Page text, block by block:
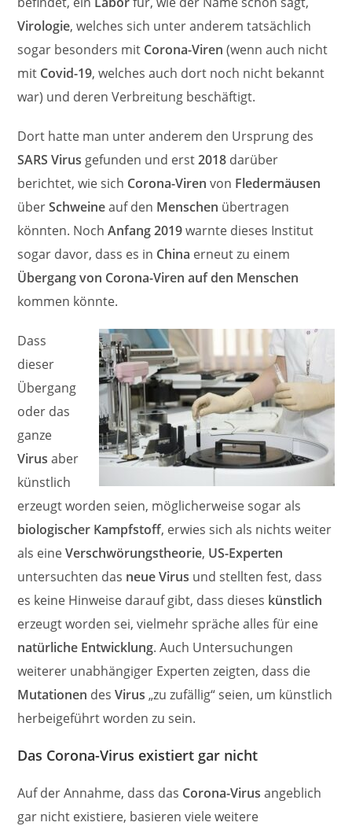
Virologie, welches sich unter anderem tatsächlich
sogar besonders mit Corona-Viren (wenn auch nicht
mit Covid-19, welches auch dort noch nicht bekannt
war) und deren Verbreitung beschäftigt.
Dort hatte man unter anderem den Ursprung des
SARS Virus gefunden und erst2018 darüber
berichtet, wie sich Corona-Viren von Fledermäusen
überSchweineauf den Menschen übertragen
könnten. NochAnfang 2019warnte dieses Institut
sogar davor, dass es in China erneut zu einem
Übergang von Corona-Viren auf den Menschen
kommen könnte.
Dass
dieser
Übergang
oder das
ganze
Virus aber
künstlich
erzeugt worden seien, möglicherweise sogar als
biologischer Kampfstoff, erwies sich als nichts weiter
als eineVerschwörungstheorie, US-Experten
untersuchten das neue Virus und stellten fest, dass
es keine Hinweise darauf gibt, dass dieses künstlich
erzeugt worden sei, vielmehr spräche alles für eine
natürliche Entwicklung. Auch Untersuchungen
weiterer unabhängiger Experten zeigten, dass die
Mutationen desVirus „zu zufällig“ seien, um künstlich
herbeigeführt worden zu sein.
Das Corona-Virus existiert gar nicht
Auf der Annahme, dass das Corona-Virus angeblich
gar nicht existiere, basieren viele weitere